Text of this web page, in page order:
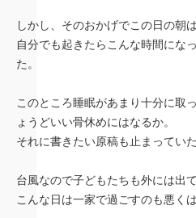
しかし、そのおかげでこの日の朝
自分でも起きたらこんな時間にな
た。
このところ睡眠があまり十分に取
ょうどいい骨休めにはなるか。
それに書きたい原稿も止まっていた
台風なので子どもたちも外には出
こんな日は一家で過ごすのも悪くは